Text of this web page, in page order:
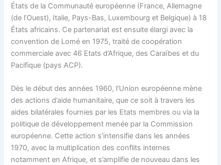
États de la Communauté européenne (France, Allemagne
(de l’Ouest), Italie, Pays-Bas, Luxembourg et Belgique) à 18
États africains. Ce partenariat est ensuite élargi avec la
convention de Lomé en 1975, traité de coopération
commerciale avec 46 Etats d’Afrique, des Caraïbes et du
Pacifique (pays ACP).
Dès le début des années 1960, l’Union européenne mène
des actions d’aide humanitaire, que ce soit à travers les
aides bilatérales fournies par les Etats membres ou via la
politique de développement menée par la Commission
européenne. Cette action s’intensifie dans les années
1970, avec la multiplication des conflits internes
notamment en Afrique, et s’amplifie de nouveau dans les